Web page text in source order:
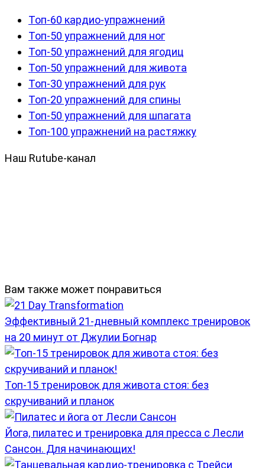
Топ-60 кардио-упражнений
Топ-50 упражнений для ног
Топ-50 упражнений для ягодиц
Топ-50 упражнений для живота
Топ-30 упражнений для рук
Топ-20 упражнений для спины
Топ-50 упражнений для шпагата
Топ-100 упражнений на растяжку
Наш Rutube-канал
Вам также может понравиться
Эффективный 21-дневный комплекс тренировок
на 20 минут от Джулии Богнар
Топ-15 тренировок для живота стоя: без
скручиваний и планок
Йога, пилатес и тренировка для пресса с Лесли
Сансон. Для начинающих!